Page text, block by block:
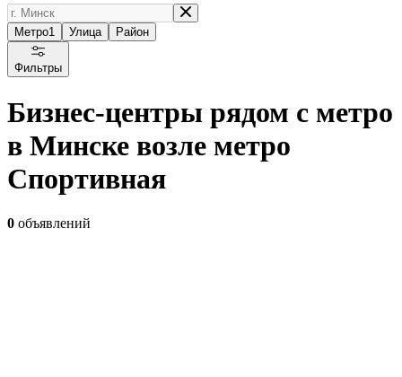
Метро1 Улица Район
Фильтры
Бизнес-центры рядом с метро
в Минске возле метро
Спортивная
0 объявлений